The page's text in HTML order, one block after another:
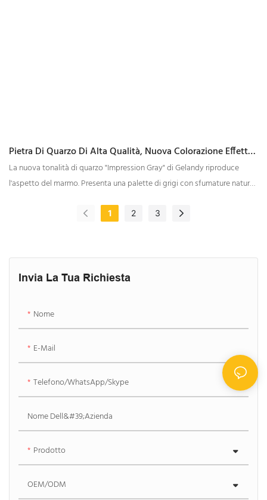
Invia La Tua Richiesta
Nome
E-Mail
Telefono/WhatsApp/Skype
Nome Dell&#39;azienda
Prodotto
OEM/ODM
Pietra Di Quarzo Di Alta Qualità, Nuova Colorazione Effetto
Marmo Venato Grigio Impression
La nuova tonalità di quarzo "Impression Gray" di Gelandy riproduce
l'aspetto del marmo. Presenta una palette di grigi con sfumature naturali
naturali. È ideale per residenze di lusso e spazi commerciali di alta
1 2 3